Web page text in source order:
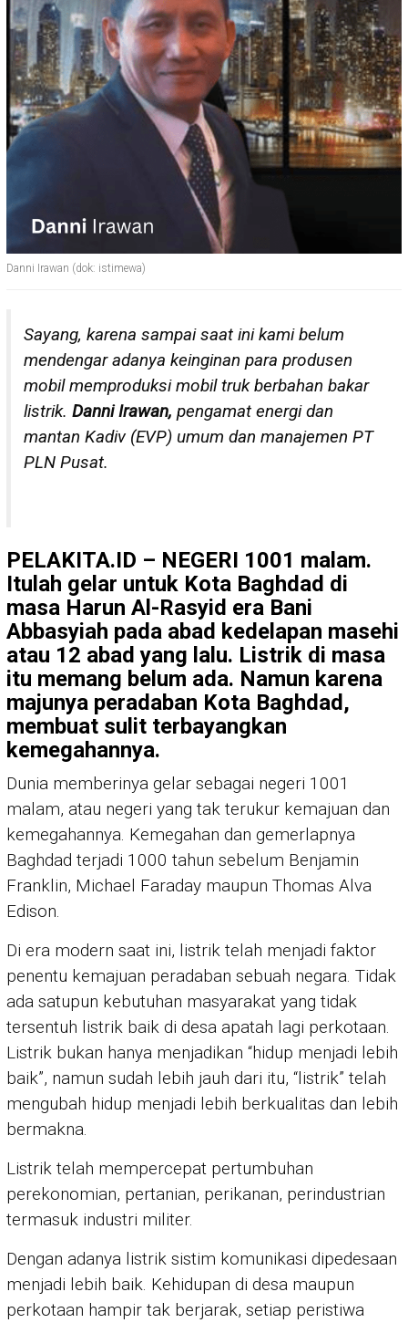
Danni Irawan (dok: istimewa)
Sayang, karena sampai saat ini kami belum
mendengar adanya keinginan para produsen
mobil memproduksi mobil truk berbahan bakar
listrik. Danni Irawan, pengamat energi dan
mantan Kadiv (EVP) umum dan manajemen PT
PLN Pusat.
PELAKITA.ID – NEGERI 1001 malam.
Itulah gelar untuk Kota Baghdad di
masa Harun Al-Rasyid era Bani
Abbasyiah pada abad kedelapan masehi
atau 12 abad yang lalu. Listrik di masa
itu memang belum ada. Namun karena
majunya peradaban Kota Baghdad,
membuat sulit terbayangkan
kemegahannya.
Dunia memberinya gelar sebagai negeri 1001
malam, atau negeri yang tak terukur kemajuan dan
kemegahannya. Kemegahan dan gemerlapnya
Baghdad terjadi 1000 tahun sebelum Benjamin
Franklin, Michael Faraday maupun Thomas Alva
Edison.
Di era modern saat ini, listrik telah menjadi faktor
penentu kemajuan peradaban sebuah negara. Tidak
ada satupun kebutuhan masyarakat yang tidak
tersentuh listrik baik di desa apatah lagi perkotaan.
Listrik bukan hanya menjadikan “hidup menjadi lebih
baik”, namun sudah lebih jauh dari itu, “listrik” telah
mengubah hidup menjadi lebih berkualitas dan lebih
bermakna.
Listrik telah mempercepat pertumbuhan
perekonomian, pertanian, perikanan, perindustrian
termasuk industri militer.
Dengan adanya listrik sistim komunikasi dipedesaan
menjadi lebih baik. Kehidupan di desa maupun
perkotaan hampir tak berjarak, setiap peristiwa